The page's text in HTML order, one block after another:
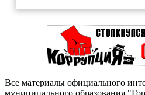
Все материалы официального
муниципального образования